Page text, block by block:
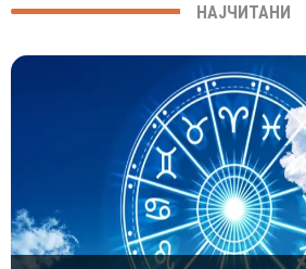
НАЈЧИТАНИ